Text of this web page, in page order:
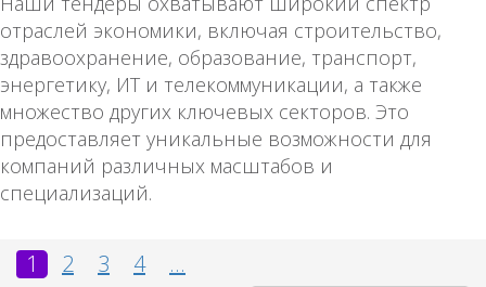
отраслей экономики, включая строительство,
здравоохранение, образование, транспорт,
энергетику, ИТ и телекоммуникации, а также
множество других ключевых секторов. Это
предоставляет уникальные возможности для
компаний различных масштабов и
специализаций.
1 2 3 4 ...